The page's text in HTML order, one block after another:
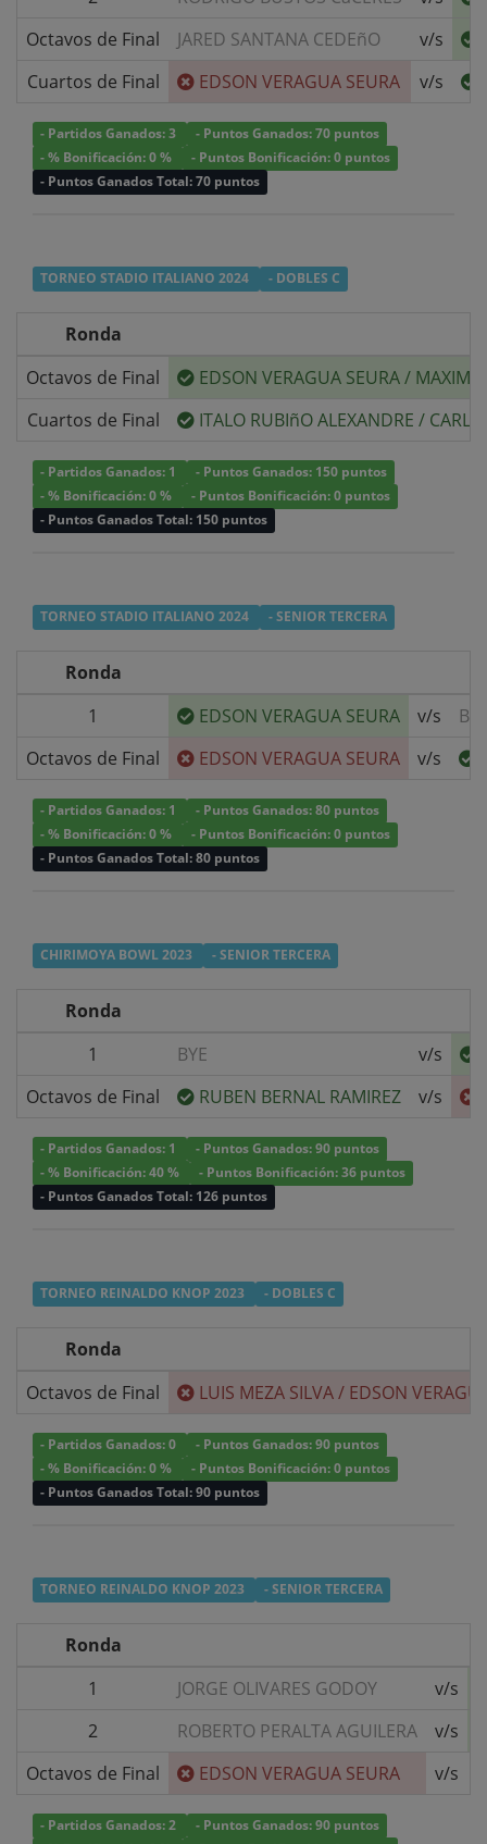
Octavos de Final
JARED SANTANA CEDEñO v/s
Cuartos de Final
EDSON VERAGUA SEURA v/s
- Partidos Ganados: 3
- Puntos Ganados: 70 puntos
- % Bonificación: 0 %
- Puntos Bonificación: 0 puntos
- Puntos Ganados Total: 70 puntos
TORNEO STADIO ITALIANO 2024 - DOBLES C
Ronda
Octavos de Final
EDSON VERAGUA SEURA/
Cuartos de Final
ITALO RUBIñO ALEXANDRE /
- Partidos Ganados: 1
- Puntos Ganados: 150 puntos
- % Bonificación: 0 %
- Puntos Bonificación: 0 puntos
- Puntos Ganados Total: 150 puntos
TORNEO STADIO ITALIANO 2024 - SENIOR TERCERA
Ronda
1
EDSON VERAGUA SEURA v/s
Octavos de Final
EDSON VERAGUA SEURA v/s
- Partidos Ganados: 1
- Puntos Ganados: 80 puntos
- % Bonificación: 0 %
- Puntos Bonificación: 0 puntos
- Puntos Ganados Total: 80 puntos
CHIRIMOYA BOWL 2023 - SENIOR TERCERA
Ronda
1
BYE v/s
Octavos de Final
RUBEN BERNAL RAMIREZ v/s
- Partidos Ganados: 1
- Puntos Ganados: 90 puntos
- % Bonificación: 40 %
- Puntos Bonificación: 36 puntos
- Puntos Ganados Total: 126 puntos
TORNEO REINALDO KNOP 2023 - DOBLES C
Ronda
Octavos de Final
LUIS MEZA SILVA/ EDSON
- Partidos Ganados: 0
- Puntos Ganados: 90 puntos
- % Bonificación: 0 %
- Puntos Bonificación: 0 puntos
- Puntos Ganados Total: 90 puntos
TORNEO REINALDO KNOP 2023 - SENIOR TERCERA
Ronda
1
JORGE OLIVARES GODOY
v/s
2
ROBERTO PERALTA AGUILERA
v/s
Octavos de Final
EDSON VERAGUA SEURA v/s
- Partidos Ganados: 2
- Puntos Ganados: 90 puntos